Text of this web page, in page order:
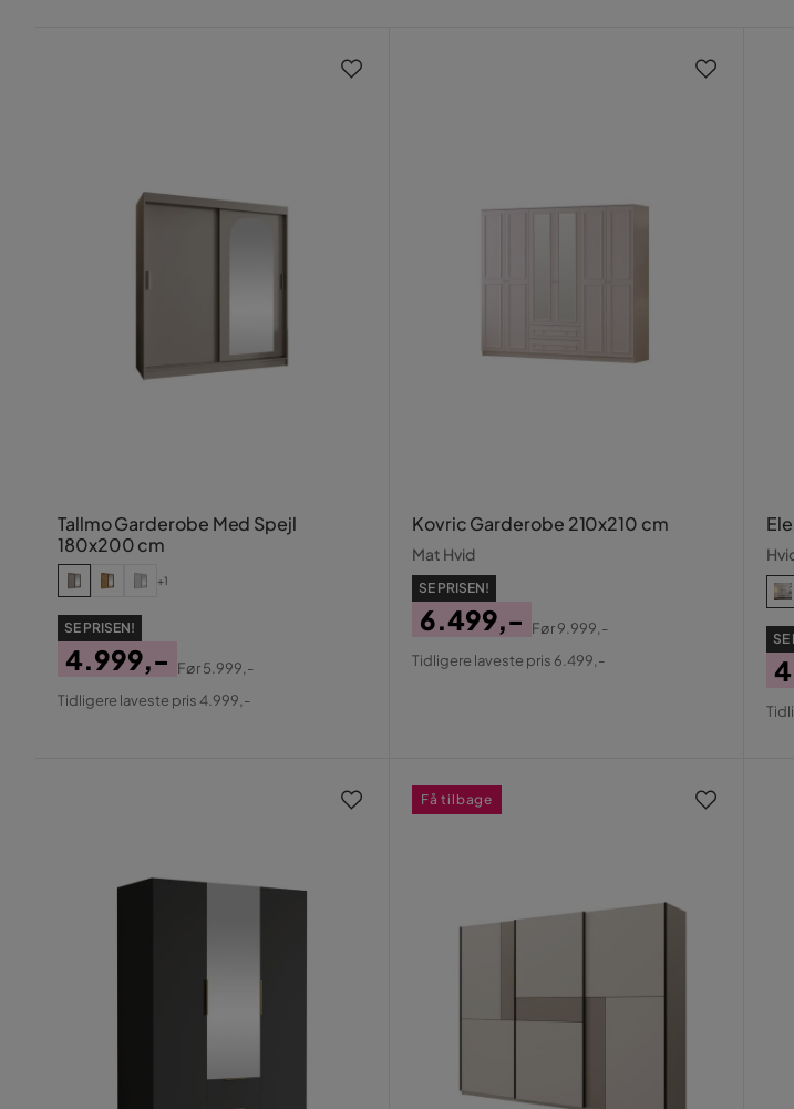
Tallmo Garderobe Med Spejl
180x200 cm
+1
SE PRISEN!
Pris
4.999,-
Original
Før5.999,-
Tidligere laveste pris 4.999,-
Kovric Garderobe 210x210 cm
Mat Hvid
SE PRISEN!
Pris
6.499,-
Original
Før9.999,-
Tidligere laveste pris 6.499,-
SE
Få tilbage